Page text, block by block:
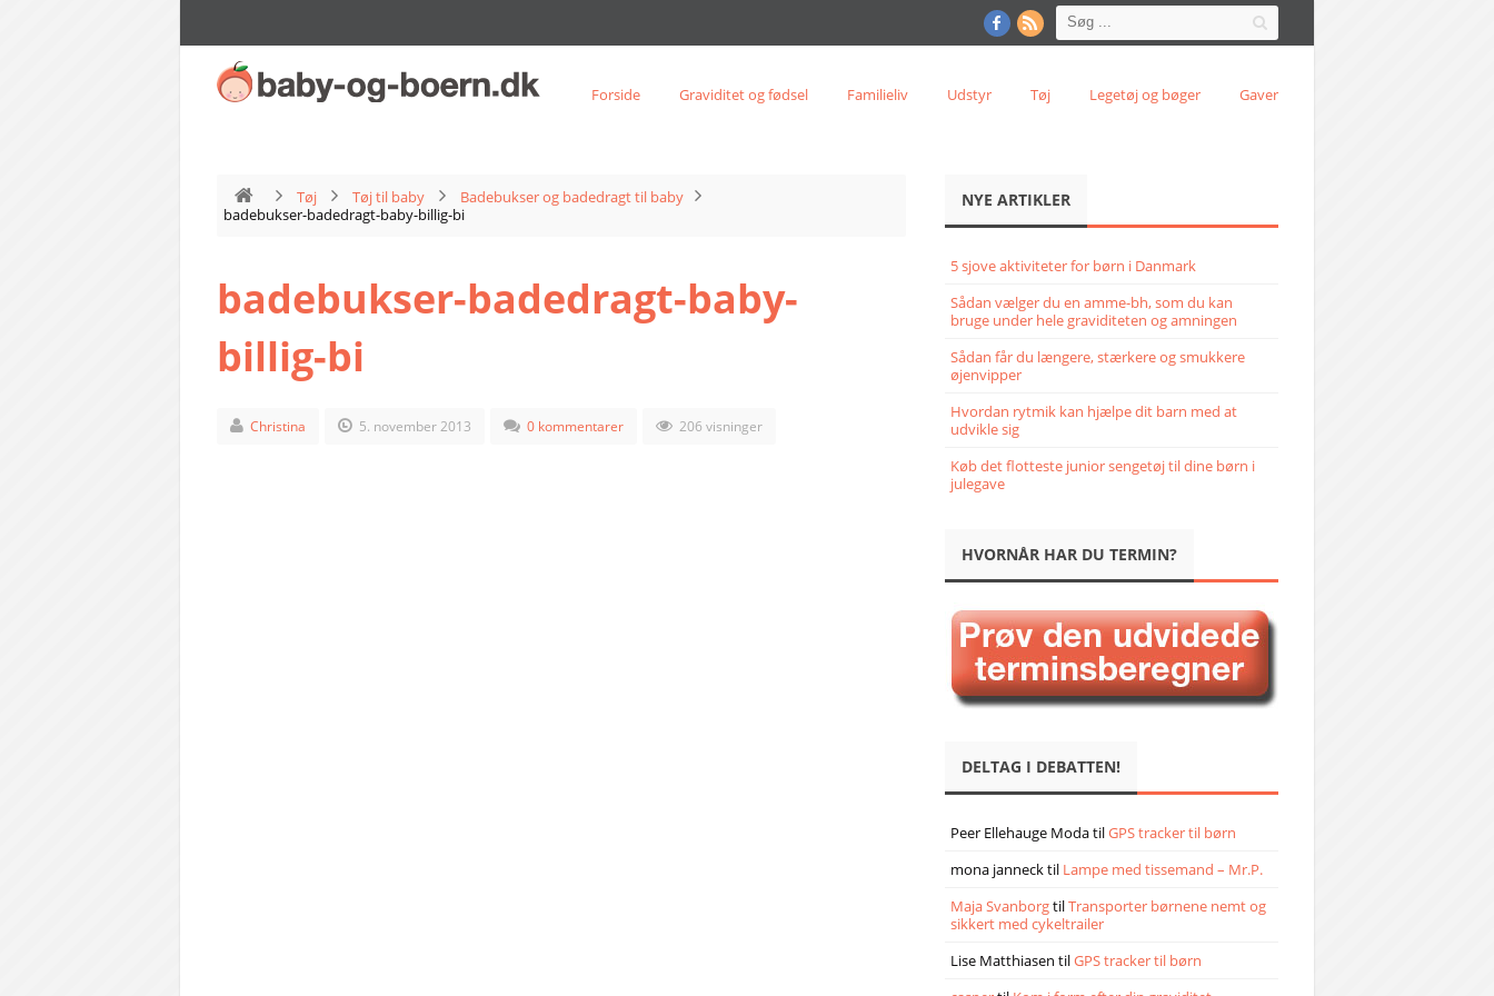
Forside Graviditet og fødsel Familieliv Udstyr Tøj Legetøj og bøger Gaver
Tøj Tøj til baby
Badebukser og badedragt til baby
badebukser-badedragt-baby-billig-bi
badebukser-badedragt-baby-
billig-bi
Christina 5. november 2013 0 kommentarer 206 visninger
NYE ARTIKLER
5 sjove aktiviteter for børn i Danmark
Sådan vælger du en amme-bh, som du kan
bruge under hele graviditeten og amningen
Sådan får du længere, stærkere og smukkere
øjenvipper
Hvordan rytmik kan hjælpe dit barn med at
udvikle sig
Køb det flotteste junior sengetøj til dine børn i
julegave
HVORNÅR HAR DU TERMIN?
DELTAG I DEBATTEN!
Peer Ellehauge ModatilGPS tracker til børn
mona jannecktil Lampe med tissemand – Mr.P.
Maja SvanborgtilTransporter børnene nemt og
sikkert med cykeltrailer
Lise Matthiasen tilGPS tracker til børn